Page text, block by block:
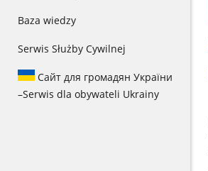
Baza wiedzy
Serwis Służby Cywilnej
Сайт для громадян України
–Serwis dla obywateli Ukrainy